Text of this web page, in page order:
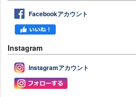
Facebookアカウント
Instagram
Instagramアカウント